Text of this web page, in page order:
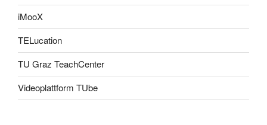
iMooX
TELucation
TU Graz TeachCenter
Videoplattform TUbe